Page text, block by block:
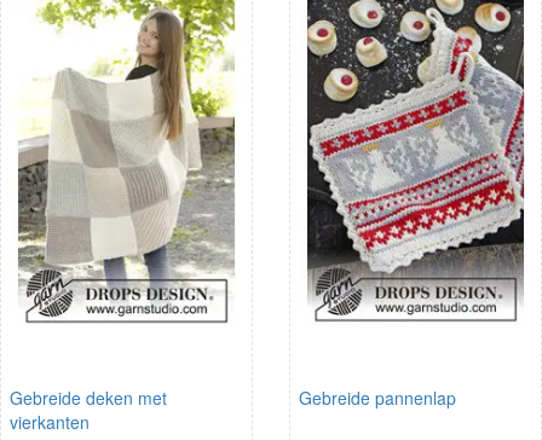
Gebreide deken met
vierkanten
Gebreide pannenlap